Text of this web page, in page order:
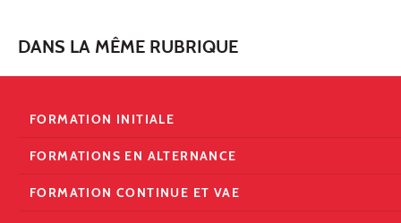
DANS LA MÊME RUBRIQUE
FORMATION INITIALE
FORMATIONS EN ALTERNANCE
FORMATION CONTINUE ET VAE